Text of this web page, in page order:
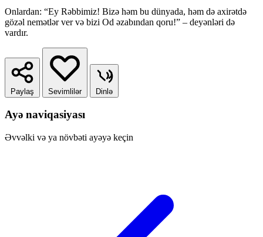
Onlardan: “Ey Rəbbimiz! Bizə həm bu dünyada, həm də axirətdə
gözəl nemətlər ver və bizi Od əzabından qoru!” – deyənləri də
vardır.
Paylaş Sevimlilər Dinlə
Ayə naviqasiyası
Əvvəlki və ya növbəti ayəyə keçin